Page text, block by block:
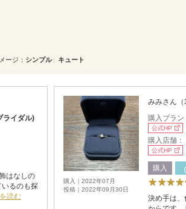
ージ シンプル キュート
イダル)
はなしの
るのも探
読む
購入｜2022年07月
投稿｜2022年09月30日
みみさん
購入ブラ
公式HP
購入店舗：
公式HP
購入
決め手は